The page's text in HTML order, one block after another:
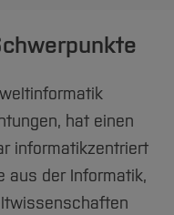
hat einen
informatikzentriert
aus der Informatik,